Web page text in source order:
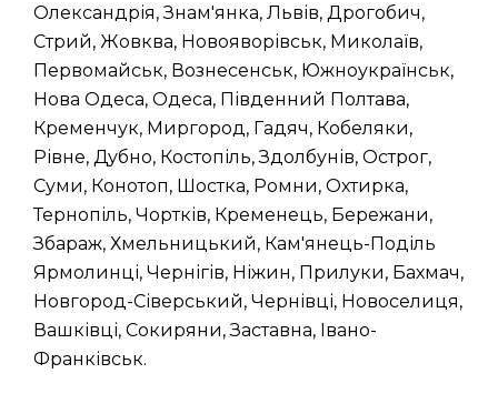
Олександрія, Знам'янка, Львів, Дрогобич,
Стрий, Жовква, Новояворівськ, Миколаїв,
Первомайськ, Вознесенськ, Южноукраїнськ,
Нова Одеса, Одеса, Південний Полтава,
Кременчук, Миргород, Гадяч, Кобеляки,
Рівне, Дубно, Костопіль, Здолбунів, Острог,
Суми, Конотоп, Шостка, Ромни, Охтирка,
Тернопіль, Чортків, Кременець, Бережани,
Збараж, Хмельницький, Кам'янець-Поділь
Ярмолинці, Чернігів, Ніжин, Прилуки, Бахмач,
Новгород-Сіверський, Чернівці, Новоселиця,
Вашківці, Сокиряни, Заставна, Івано-
Франківськ.